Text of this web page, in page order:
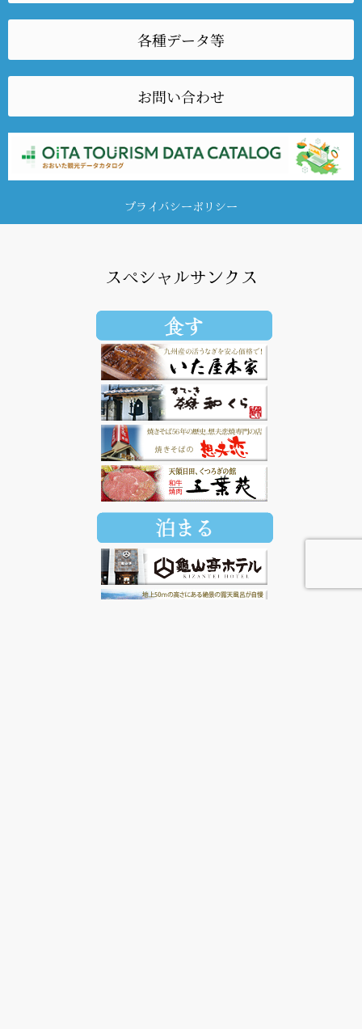
各種データ等
お問い合わせ
プライバシーポリシー
スペシャルサンクス